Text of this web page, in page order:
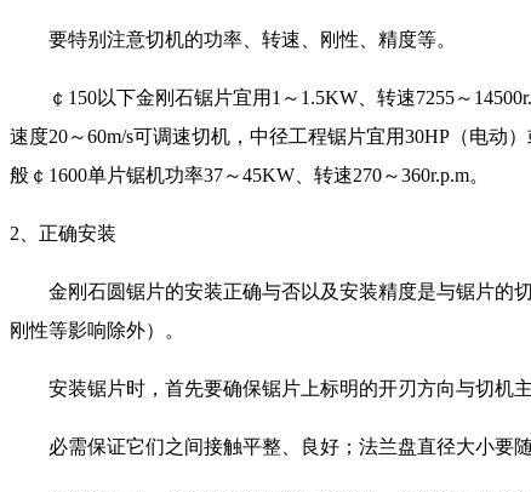
要特别注意切机的功率、转速、刚性、精度等。
￠150以下金刚石锯片宜用1～1.5KW、转速7255～
速度20～60m/s可调速切机，中径工程锯片宜用30HP（电动
般￠1600单片锯机功率37～45KW、转速270～360r.p.m。
2、正确安装
金刚石圆锯片的安装正确与否以及安装精度是与锯片的切
刚性等影响除外）。
安装锯片时，首先要确保锯片上标明的开刃方向与切机主
必需保证它们之间接触平整、良好；法兰盘直径大小要随